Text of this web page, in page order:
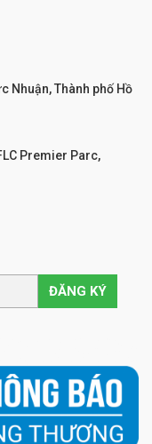
Nhuận, Thành phố Hồ
Premier Parc,